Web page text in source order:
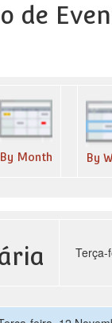
de
By Month By
Terça-